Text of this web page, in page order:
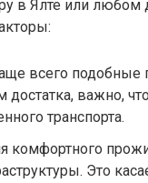
в Ялте или любом
всего
важно,
транспорта.
комфортного
Это